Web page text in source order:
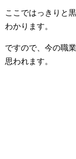
ここではっきりと
わかります。
ですので、今の職
思われます。